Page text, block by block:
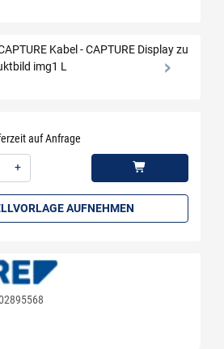
auf Anfrage
+
AUFNEHMEN